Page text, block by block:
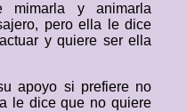
y animarla
pero ella le dice
y quiere ser ella
apoyo si prefiere no
le dice que no quiere